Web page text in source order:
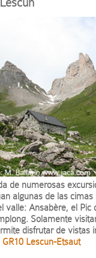
de numerosas
algunas de las cimas
valle: Ansabère, el Pic
Solamente
disfrutar de vistas
GR10 Lescun-Etsaut